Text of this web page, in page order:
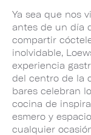
Ya sea que nos
antes de un día
compartir
inolvidable,
experiencia
del centro de la
bares celebran
cocina de
esmero y
cualquier